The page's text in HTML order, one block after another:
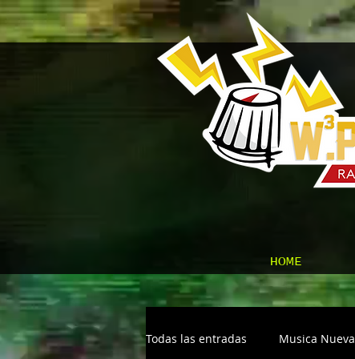
HOME
Todas las entradas Musica Nueva